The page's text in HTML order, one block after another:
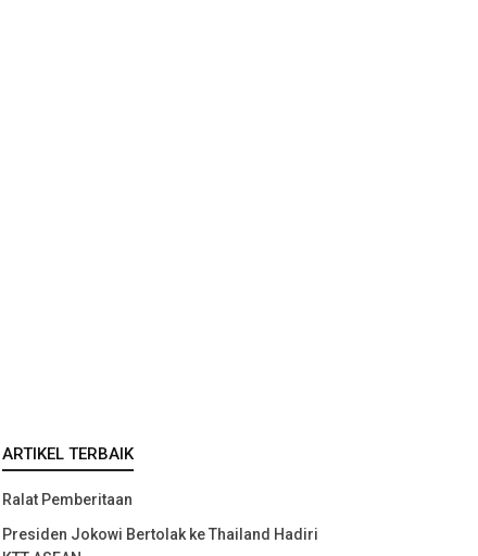
ARTIKEL TERBAIK
Ralat Pemberitaan
Presiden Jokowi Bertolak ke Thailand Hadiri